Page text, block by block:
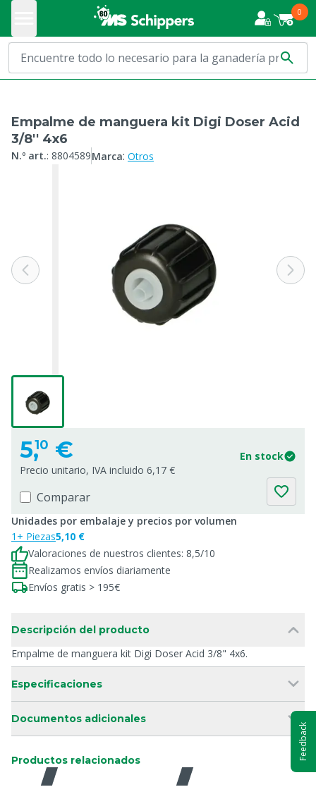
0
Empalme de manguera kit Digi Doser Acid
3/8'' 4x6
N.º art.: 8804589Marca: Otros
5,10 €
En stock
Precio unitario, IVA incluido 6,17 €
Comparar
Unidades por embalaje y precios por volumen
1+ Piezas5,10 €
Valoraciones de nuestros clientes: 8,5/10
Realizamos envíos diariamente
Envíos gratis > 195€
Descripción del producto
Empalme de manguera kit Digi Doser Acid 3/8" 4x6.
Especificaciones
Documentos adicionales
Productos relacionados
Guía
Feedback